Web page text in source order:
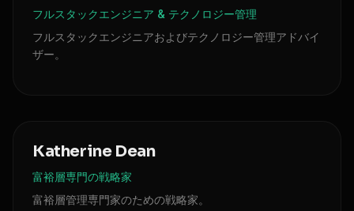
フルスタックエンジニア & テクノロジー管理
フルスタックエンジニアおよびテクノロジー管理アドバイ
ザー。
Katherine Dean
富裕層専門の戦略家
富裕層管理専門家のための戦略家。